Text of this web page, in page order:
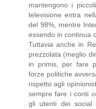
mantengono i
televisione entra
del 98%, mentre
essendo in continua
Tuttavia anche in
prezzolata (meglio
in primis, per fare
forze politiche
rispetto agli
sempre fare i conti
gli utenti dei social